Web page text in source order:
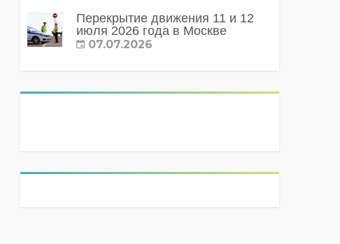
Перекрытие движения 11 и 12
июля 2026 года в Москве
07.07.2026